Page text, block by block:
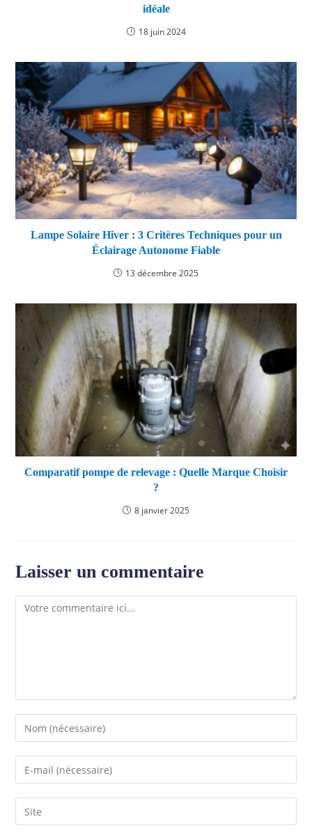
idéale
18 juin 2024
Lampe Solaire Hiver : 3 Critères Techniques pour un
Éclairage Autonome Fiable
13 décembre 2025
Comparatif pompe de relevage : Quelle Marque Choisir
?
8 janvier 2025
Laisser un commentaire
Comment
your
name
username
to
comment
your
email
address
to
Saisir
l’URL